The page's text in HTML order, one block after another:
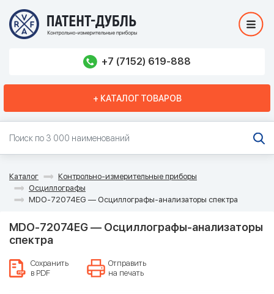
+7 (7152) 619-888
+ КАТАЛОГ ТОВАРОВ
Каталог
Контрольно-измерительные приборы
Осциллографы
MDO-72074EG — Осциллографы-анализаторы спектра
MDO-72074EG — Осциллографы-анализаторы
спектра
Сохранить
в PDF
Отправить
на печать